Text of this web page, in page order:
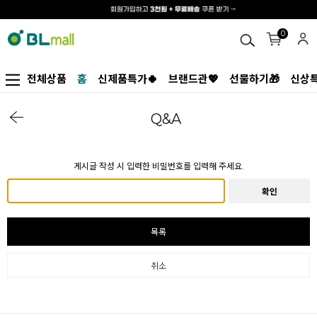
0
전체상품 홈 신제품특가🍀 브랜드관💖 선물하기🎁 신상
Q&A
게시글 작성 시 입력한 비밀번호를 입력해 주세요.
확인
목록
취소